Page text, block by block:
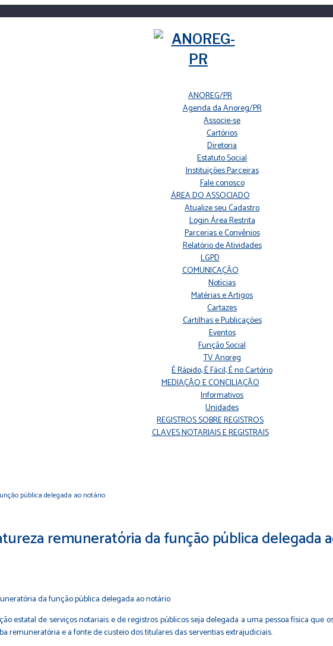
ANOREG/PR
Agenda da Anoreg/PR
Associe-se
Cartórios
Diretoria
Estatuto Social
Instituições Parceiras
Fale conosco
ÁREA DO ASSOCIADO
Atualize seu Cadastro
Login Área Restrita
Parcerias e Convênios
Relatório de Atividades
LGPD
COMUNICAÇÃO
Notícias
Matérias e Artigos
Cartazes
Cartilhas e Publicações
Eventos
Função Social
TV Anoreg
É Rápido, É Fácil, É no Cartório
MEDIAÇÃO E CONCILIAÇÃO
Informativos
Unidades
REGISTROS SOBRE REGISTROS
CLAVES NOTARIAIS E REGISTRAIS
pública delegada ao notário
remuneratória da função pública delegada
estatal de serviços notariais e de registros públicos seja delegada a uma pessoa física que
remuneratória e a fonte de custeio dos titulares das serventias extrajudiciais.